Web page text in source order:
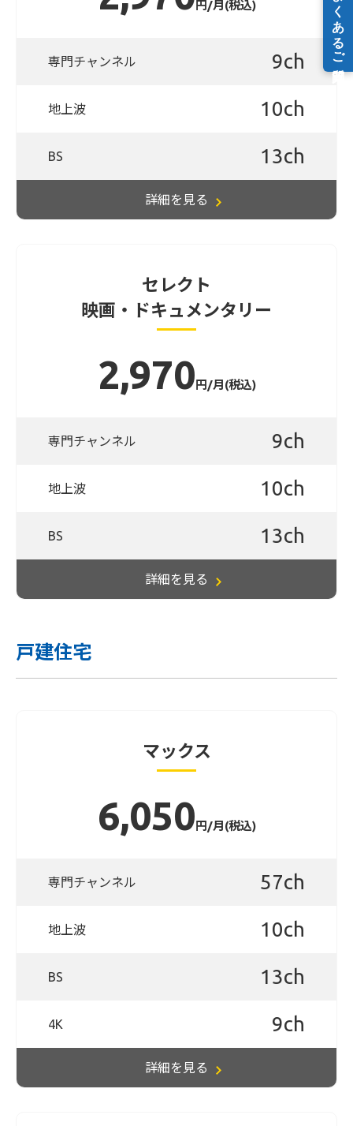
円/月(税込)
専門チャンネル 9ch
地上波 10ch
BS 13ch
詳細を見る
セレクト
映画・ドキュメンタリー
2,970 円/月(税込)
専門チャンネル 9ch
地上波 10ch
BS 13ch
詳細を見る
戸建住宅
マックス
6,050 円/月(税込)
専門チャンネル 57ch
地上波 10ch
BS 13ch
4K 9ch
詳細を見る